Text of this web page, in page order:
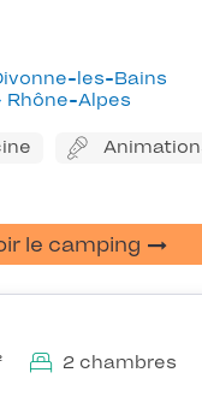
les-Bains
Rhône-Alpes
le camping
2 chambres